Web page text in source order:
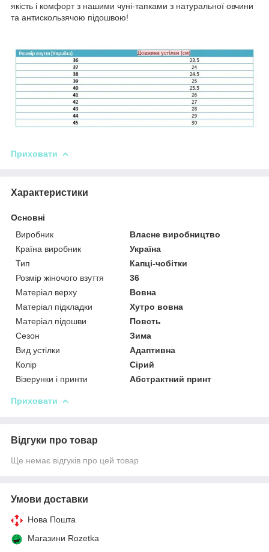
якість і комфорт з нашими чуні-тапками з натуральної овчини
та антискользячою підошвою!
Приховати
Характеристики
Основні
Виробник
Власне виробництво
Країна виробник
Україна
Тип
Капці-чобітки
Розмір жіночого взуття
36
Матеріал верху
Вовна
Матеріал підкладки
Хутро вовна
Матеріал підошви
Повсть
Сезон
Зима
Вид устілки
Адаптивна
Колір
Сірий
Візерунки і принти
Абстрактний принт
Приховати
Відгуки про товар
Ще немає відгуків про цей товар
Умови доставки
Нова Пошта
Магазини Rozetka